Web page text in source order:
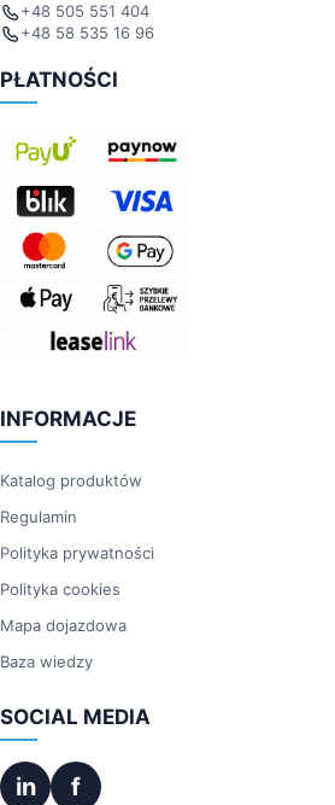
+48 505 551 404
+48 58 535 16 96
PŁATNOŚCI
INFORMACJE
Katalog produktów
Regulamin
Polityka prywatności
Polityka cookies
Mapa dojazdowa
Baza wiedzy
SOCIAL MEDIA
in f